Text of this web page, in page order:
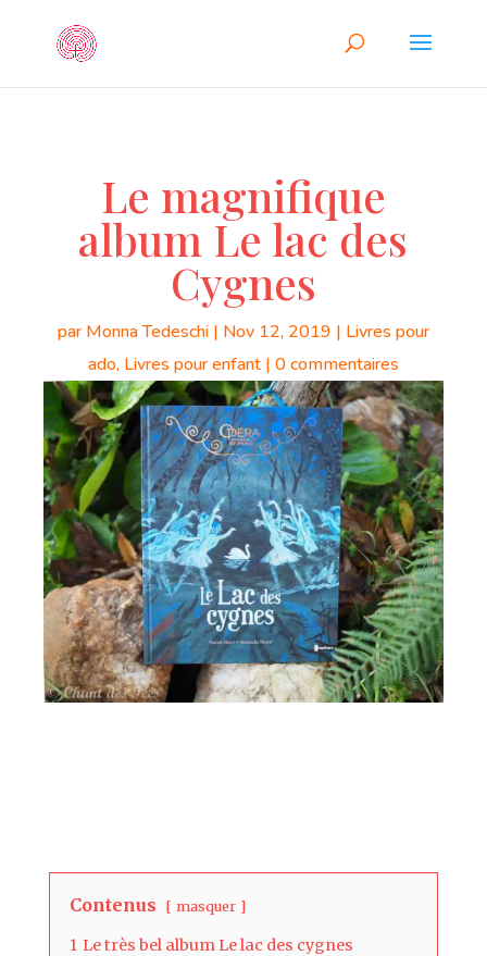
Le magnifique
album Le lac des
Cygnes
parMonna Tedeschi| Nov 12, 2019 | Livres pour
ado, Livres pour enfant| 0 commentaires
Contenus masquer
1 Le très bel album Le lac des cygnes